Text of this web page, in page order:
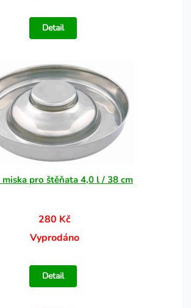
Detail
miska pro štěňata 4,0 l / 38 cm
280 Kč
Vyprodáno
Detail